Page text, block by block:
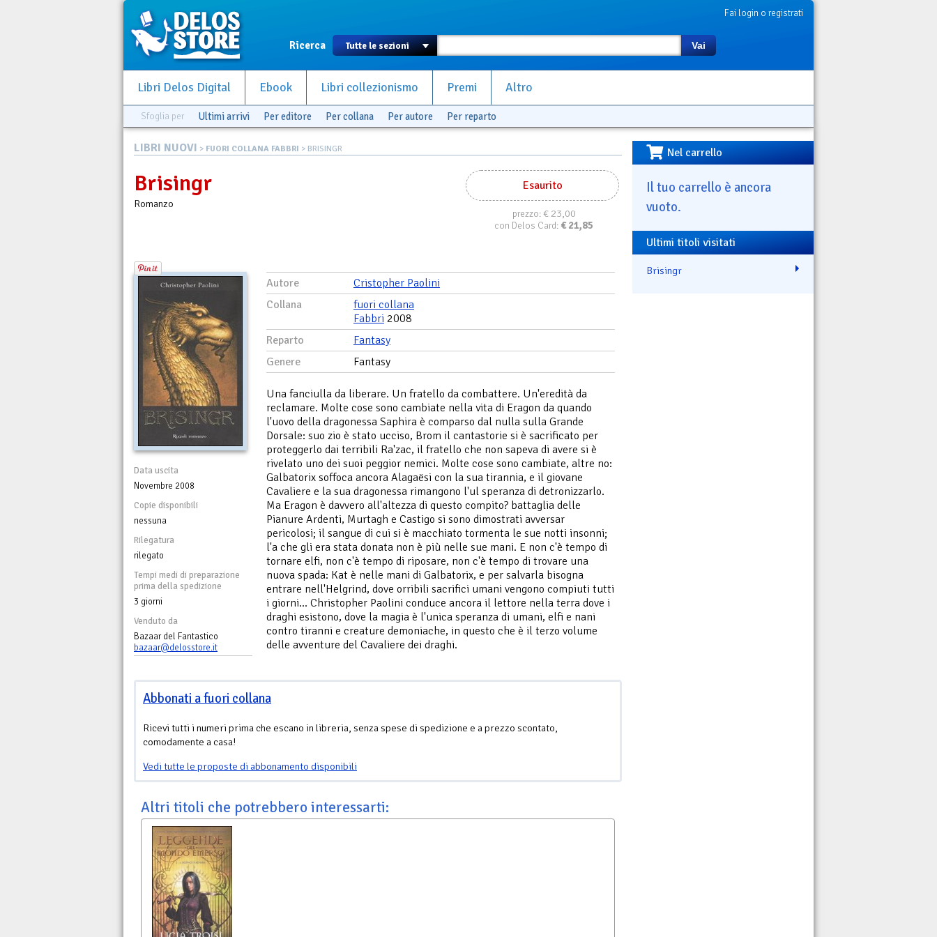
Fai login o registrati
Ricerca Vai
Libri Delos Digital Ebook Libri collezionismo Premi Altro
Sfoglia per Ultimi arrivi Per editore Per collana Per autore Per reparto
LIBRI NUOVI > FUORI COLLANA FABBRI > BRISINGR
Esaurito
prezzo:€ 23,00
con Delos Card: € 21,85
Brisingr
Romanzo
Data uscita
Novembre 2008
Copie disponibili
nessuna
Rilegatura
rilegato
Tempi medi di preparazione
prima della spedizione
3 giorni
Venduto da
Bazaar del Fantastico
bazaar@delosstore.it
Autore
Cristopher Paolini
Collana
fuori collana
Fabbri 2008
Reparto
Fantasy
Genere
Fantasy
Una fanciulla da liberare. Un fratello da combattere. Un'eredità da
reclamare. Molte cose sono cambiate nella vita di Eragon da quando
l'uovo della dragonessa Saphira è comparso dal nulla sulla Grande
Dorsale: suo zio è stato ucciso, Brom il cantastorie si è sacrificato per
proteggerlo dai terribili Ra'zac, il fratello che non sapeva di avere si è
rivelato uno dei suoi peggior nemici. Molte cose sono cambiate, altre no:
Galbatorix soffoca ancora Alagaësi con la sua tirannia, e il giovane
Cavaliere e la sua dragonessa rimangono l'ul speranza di detronizzarlo.
Ma Eragon è davvero all'altezza di questo compito? battaglia delle
Pianure Ardenti, Murtagh e Castigo si sono dimostrati avversar
pericolosi; il sangue di cui si è macchiato tormenta le sue notti insonni;
l'a che gli era stata donata non è più nelle sue mani. E non c'è tempo di
tornare elfi, non c'è tempo di riposare, non c'è tempo di trovare una
nuova spada: Kat è nelle mani di Galbatorix, e per salvarla bisogna
entrare nell'Helgrind, dove orribili sacrifici umani vengono compiuti tutti
i giorni... Christopher Paolini conduce ancora il lettore nella terra dove i
draghi esistono, dove la magia è l'unica speranza di umani, elfi e nani
contro tiranni e creature demoniache, in questo che è il terzo volume
delle avventure del Cavaliere dei draghi.
Abbonati a fuori collana
Ricevi tutti i numeri prima che escano in libreria, senza spese di spedizione e a prezzo scontato,
comodamente a casa!
Vedi tutte le proposte di abbonamento disponibili
Altri titoli che potrebbero interessarti:
Nel carrello
Il tuo carrello è ancora
vuoto.
Ultimi titoli visitati
Brisingr